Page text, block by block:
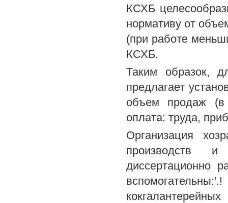
КСХБ
нормативу от
(при работе
КСХБ.
Таким образок,
предлагает
объем продаж (в
оплата: труда,
Организация
производств
диссертационно